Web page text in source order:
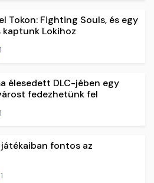
Tokon: Fighting Souls, és egy
Lokihoz
1
élesedett DLC-jében egy
fedezhetünk fel
1
fontos az
1